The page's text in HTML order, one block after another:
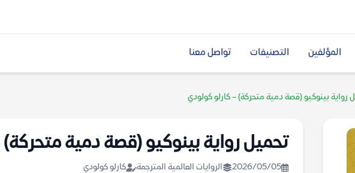
المؤلفين التصنيفات تواصل معنا
رواية بينوكيو (قصة دمية متحركة) – كارلو كولودي
تحميل رواية بينوكيو (قصة دمية
2026/05/05 الروايات العالمية المترجمة كارلو كولودي